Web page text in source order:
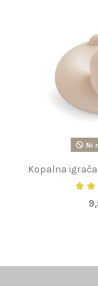
Ni
Kopalna